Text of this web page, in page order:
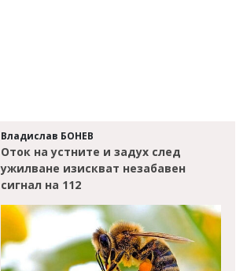
Владислав БОНЕВ
Оток на устните и задух след
ужилване изискват незабавен
сигнал на 112